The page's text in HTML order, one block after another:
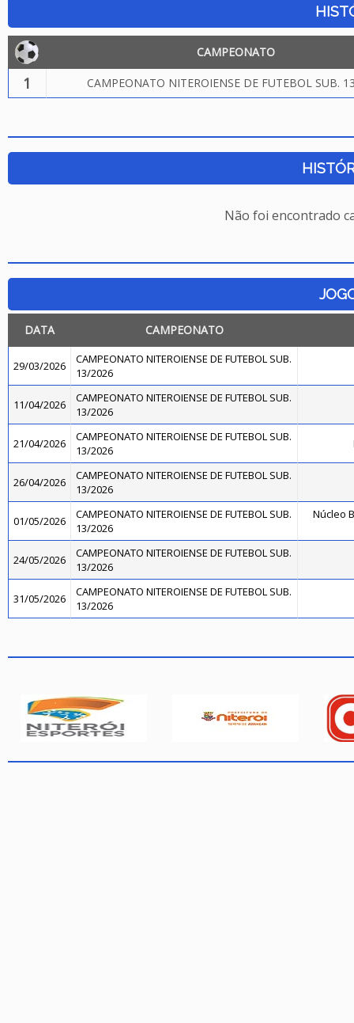
CAMPEONATO
1 CAMPEONATO NITEROIENSE DE FUTEBOL SUB.
Não foi encontrado
DATA CAMPEONATO
29/03/2026
CAMPEONATO NITEROIENSE DE FUTEBOL SUB.
13/2026
11/04/2026
CAMPEONATO NITEROIENSE DE FUTEBOL SUB.
13/2026
21/04/2026
CAMPEONATO NITEROIENSE DE FUTEBOL SUB.
13/2026
26/04/2026
CAMPEONATO NITEROIENSE DE FUTEBOL SUB.
13/2026
01/05/2026
CAMPEONATO NITEROIENSE DE FUTEBOL SUB.
13/2026
Núcleo
24/05/2026
CAMPEONATO NITEROIENSE DE FUTEBOL SUB.
13/2026
31/05/2026
CAMPEONATO NITEROIENSE DE FUTEBOL SUB.
13/2026